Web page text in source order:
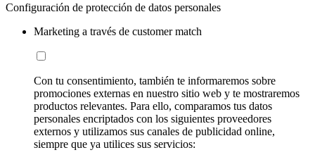
Configuración de protección de datos personales
Marketing a través de customer match
Con tu consentimiento, también te informaremos sobre
promociones externas en nuestro sitio web y te mostraremos
productos relevantes. Para ello, comparamos tus datos
personales encriptados con los siguientes proveedores
externos y utilizamos sus canales de publicidad online,
siempre que ya utilices sus servicios: